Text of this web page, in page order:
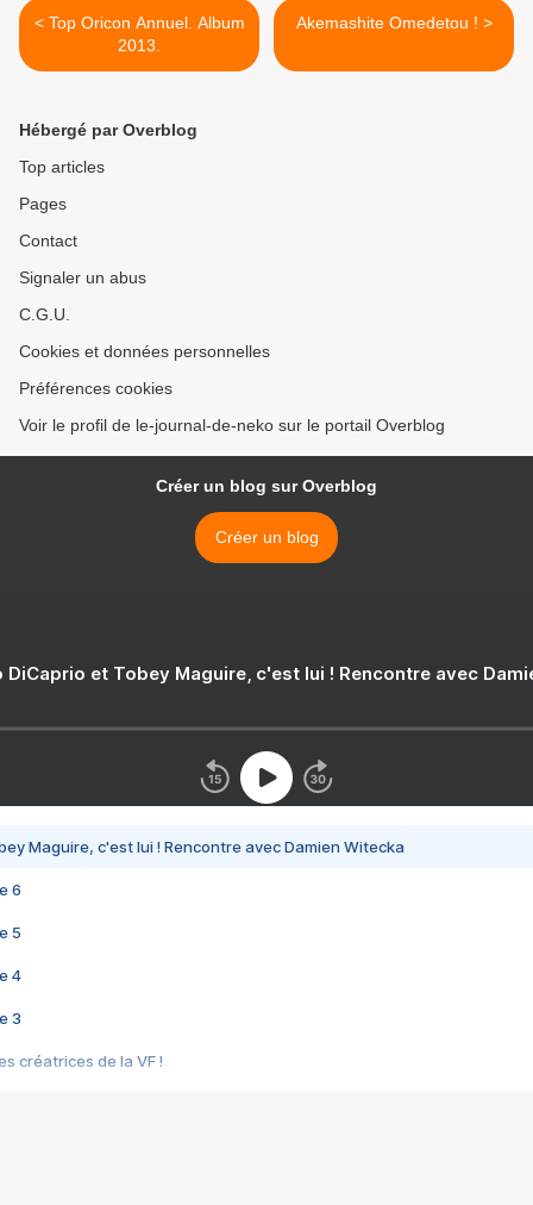
< Top Oricon Annuel. Album
2013.
Akemashite Omedetou ! >
Hébergé par Overblog
Top articles
Pages
Contact
Signaler un abus
C.G.U.
Cookies et données personnelles
Préférences cookies
Voir le profil de le-journal-de-neko sur le portail Overblog
Créer un blog sur Overblog
Créer un blog
DiCaprio et Tobey Maguire, c'est lui ! Rencontre avec
Maguire, c'est lui ! Rencontre avec Damien Witecka
6
5
4
3
créatrices de la VF !